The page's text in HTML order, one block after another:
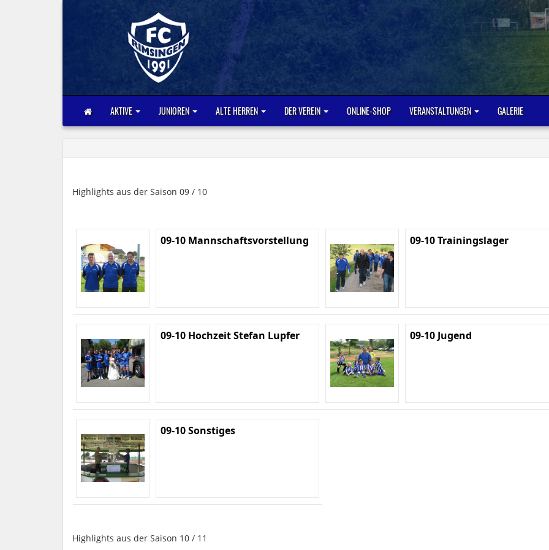
AKTIVE JUNIOREN ALTE HERREN DER VEREIN ONLINE-SHOP VERANSTALTUNGEN GALERIE
Highlights aus der Saison 09 / 10
09-10 Mannschaftsvorstellung 09-10 Trainingslager
09-10 Hochzeit Stefan Lupfer 09-10 Jugend
09-10 Sonstiges
Highlights aus der Saison 10 / 11